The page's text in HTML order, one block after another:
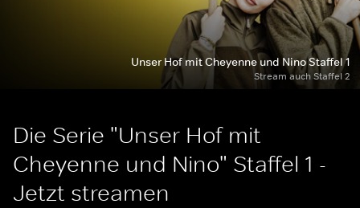
Unser Hof mit Cheyenne und Nino Staffel 1
Stream auch Staffel 2
Die Serie "Unser Hof mit
Cheyenne und Nino" Staffel 1 -
Jetzt streamen